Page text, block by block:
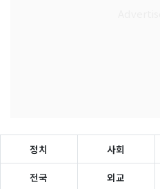
정치 사회
전국 외교